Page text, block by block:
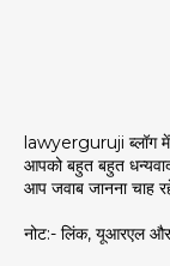
lawyerguruji ब्लॉग
आपको बहुत बहुत
आप जवाब जानना चाह
नोट:- लिंक, यूआरएल और